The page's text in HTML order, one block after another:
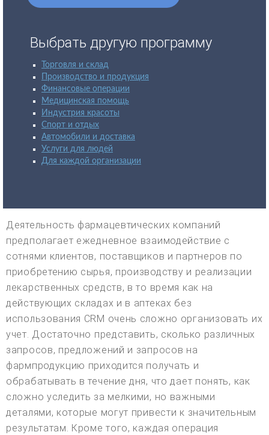
Выбрать другую программу
Торговля и склад
Производство и продукция
Финансовые операции
Медицинская помощь
Индустрия красоты
Спорт и отдых
Автомобили и доставка
Услуги для людей
Для каждой организации
Деятельность фармацевтических компаний
предполагает ежедневное взаимодействие с
сотнями клиентов, поставщиков и партнеров по
приобретению сырья, производству и реализации
лекарственных средств, в то время как на
действующих складах и в аптеках без
использования CRM очень сложно организовать их
учет. Достаточно представить, сколько различных
запросов, предложений и запросов на
фармпродукцию приходится получать и
обрабатывать в течение дня, что дает понять, как
сложно уследить за мелкими, но важными
деталями, которые могут привести к значительным
результатам. Кроме того, каждая операция